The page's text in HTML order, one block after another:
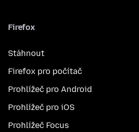
Firefox
Stáhnout
Firefox pro počítač
Prohlížeč pro Android
Prohlížeč pro iOS
Prohlížeč Focus